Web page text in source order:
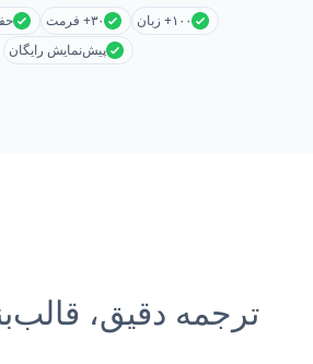
۱۰۰+ زبان ۳۰+ فرمت
پیش‌نمایش رایگان
ترجمه دقیق،